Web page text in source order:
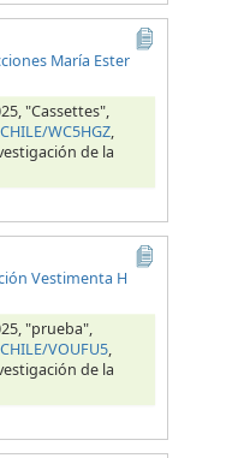
María Ester
"Cassettes",
WC5HGZ,
de la
Vestimenta H
"prueba",
VOUFU5,
de la